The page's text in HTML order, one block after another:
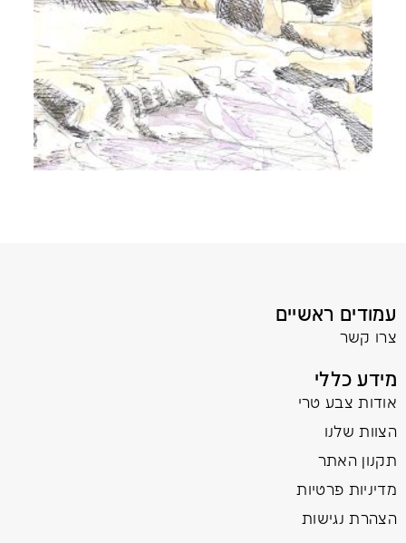
עמודים ראשיים
צרו קשר
מידע כללי
אודות צבע טרי
הצוות שלנו
תקנון האתר
מדיניות פרטיות
הצהרת נגישות